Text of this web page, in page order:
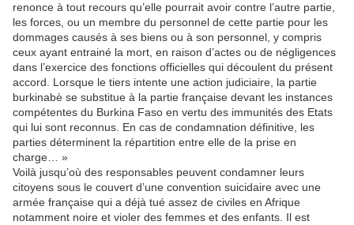
renonce à tout recours qu’elle pourrait avoir contre l’autre partie,
les forces, ou un membre du personnel de cette partie pour les
dommages causés à ses biens ou à son personnel, y compris
ceux ayant entrainé la mort, en raison d’actes ou de négligences
dans l’exercice des fonctions officielles qui découlent du présent
accord. Lorsque le tiers intente une action judiciaire, la partie
burkinabè se substitue à la partie française devant les instances
compétentes du Burkina Faso en vertu des immunités des Etats
qui lui sont reconnus. En cas de condamnation définitive, les
parties déterminent la répartition entre elle de la prise en
charge… »
Voilà jusqu’où des responsables peuvent condamner leurs
citoyens sous le couvert d’une convention suicidaire avec une
armée française qui a déjà tué assez de civiles en Afrique
notamment noire et violer des femmes et des enfants. Il est